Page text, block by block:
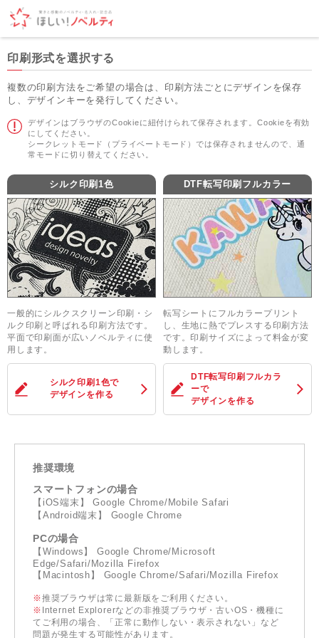
印刷形式を選択する
複数の印刷方法をご希望の場合は、印刷方法ごとにデザインを保存
し、デザインキーを発行してください。
デザインはブラウザのCookieに紐付けられて保存されます。Cookieを有効
にしてください。
シークレットモード（プライベートモード）では保存されませんので、通
常モードに切り替えてください。
シルク印刷1色
一般的にシルクスクリーン印刷・シ
ルク印刷と呼ばれる印刷方法です。
平面で印刷面が広いノベルティに使
用します。
シルク印刷1色で
デザインを作る
DTF転写印刷フルカラー
転写シートにフルカラープリント
し、生地に熱でプレスする印刷方法
です。印刷サイズによって料金が変
動します。
DTF転写印刷フルカラ
ーで
デザインを作る
推奨環境
スマートフォンの場合
【iOS端末】 Google Chrome/Mobile Safari
【Android端末】 Google Chrome
PCの場合
【Windows】 Google Chrome/Microsoft
Edge/Safari/Mozilla Firefox
【Macintosh】 Google Chrome/Safari/Mozilla Firefox
※推奨ブラウザは常に最新版をご利用ください。
※ Internet Explorerなどの非推奨ブラウザ・古いOS・機種に
てご利用の場合、「正常に動作しない・表示されない」など
問題が発生する可能性があります。